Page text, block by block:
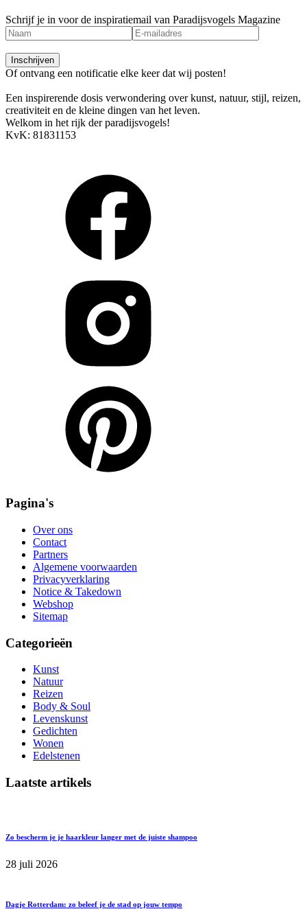
Schrijf je in voor de inspiratiemail van Paradijsvogels Magazine
Of ontvang een notificatie elke keer dat wij posten!
Een inspirerende dosis verwondering over kunst, natuur, stijl, reizen,
creativiteit en de kleine dingen van het leven.
Welkom in het rijk der paradijsvogels!
KvK: 81831153
Pagina's
Over ons
Contact
Partners
Algemene voorwaarden
Privacyverklaring
Notice & Takedown
Webshop
Sitemap
Categorieën
Kunst
Natuur
Reizen
Body & Soul
Levenskunst
Gedichten
Wonen
Edelstenen
Laatste artikels
Zo bescherm je je haarkleur langer met de juiste shampoo
28 juli 2026
Dagje Rotterdam: zo beleef je de stad op jouw tempo